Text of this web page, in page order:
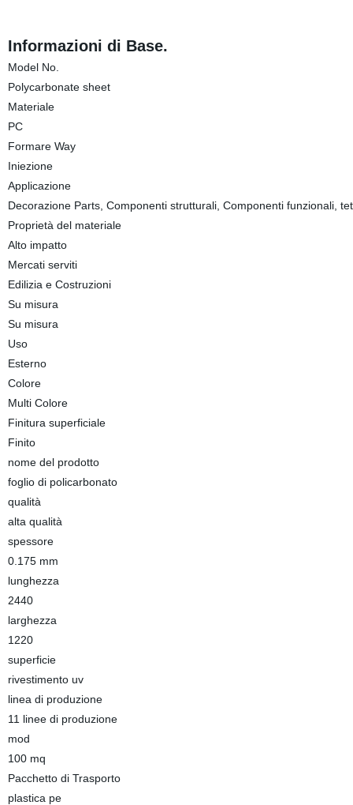
Informazioni di Base.
Model No.
Polycarbonate sheet
Materiale
PC
Formare Way
Iniezione
Applicazione
Decorazione Parts, Componenti strutturali, Componenti funzionali,
Proprietà del materiale
Alto impatto
Mercati serviti
Edilizia e Costruzioni
Su misura
Su misura
Uso
Esterno
Colore
Multi Colore
Finitura superficiale
Finito
nome del prodotto
foglio di policarbonato
qualità
alta qualità
spessore
0.175 mm
lunghezza
2440
larghezza
1220
superficie
rivestimento uv
linea di produzione
11 linee di produzione
mod
100 mq
Pacchetto di Trasporto
plastica pe